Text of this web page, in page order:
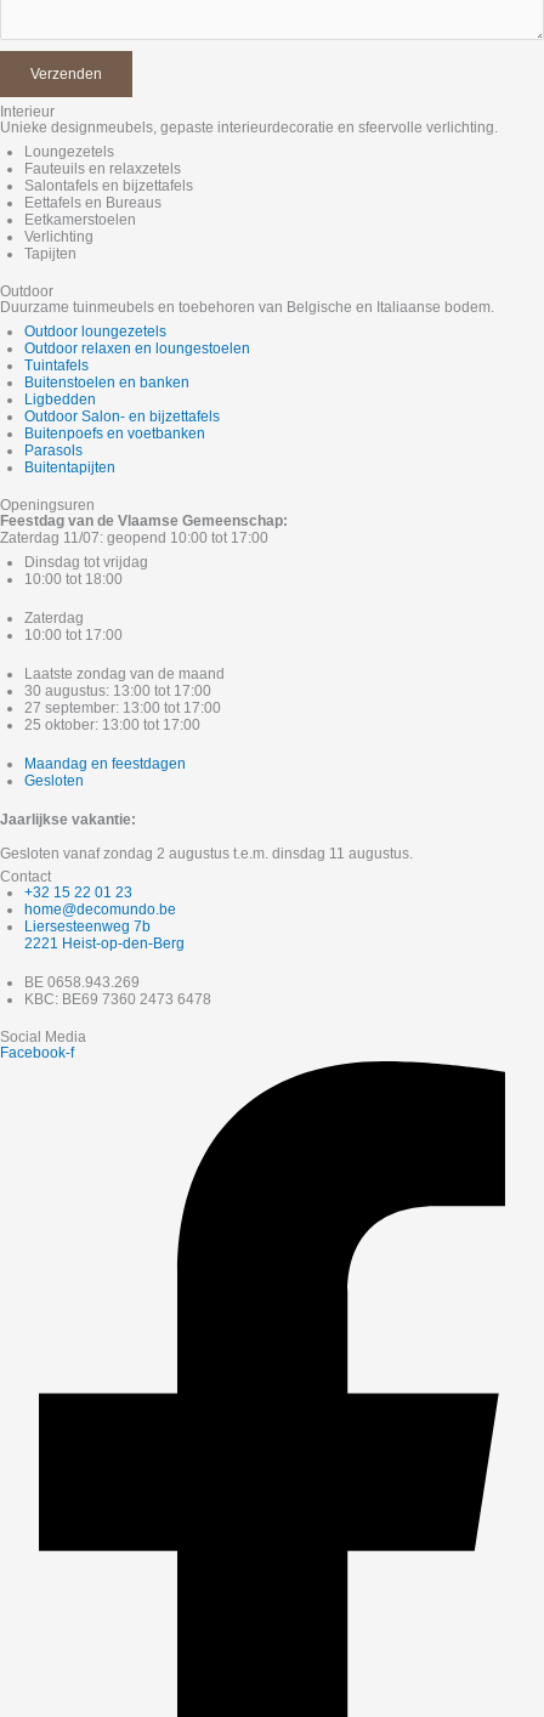
Interieur
Unieke designmeubels, gepaste interieurdecoratie en sfeervolle verlichting.
Loungezetels
Fauteuils en relaxzetels
Salontafels en bijzettafels
Eettafels en Bureaus
Eetkamerstoelen
Verlichting
Tapijten
Outdoor
Duurzame tuinmeubels en toebehoren van Belgische en Italiaanse bodem.
Outdoor loungezetels
Outdoor relaxen en loungestoelen
Tuintafels
Buitenstoelen en banken
Ligbedden
Outdoor Salon- en bijzettafels
Buitenpoefs en voetbanken
Parasols
Buitentapijten
Openingsuren
Feestdag van de Vlaamse Gemeenschap:
Zaterdag 11/07: geopend 10:00 tot 17:00
Dinsdag tot vrijdag
10:00 tot 18:00
Zaterdag
10:00 tot 17:00
Laatste zondag van de maand
30 augustus: 13:00 tot 17:00
27 september: 13:00 tot 17:00
25 oktober: 13:00 tot 17:00
Maandag en feestdagen
Gesloten
Jaarlijkse vakantie:
Gesloten vanaf zondag 2 augustus t.e.m. dinsdag 11 augustus.
Contact
+32 15 22 01 23
home@decomundo.be
Liersesteenweg 7b
2221 Heist-op-den-Berg
BE 0658.943.269
KBC: BE69 7360 2473 6478
Social Media
Facebook-f